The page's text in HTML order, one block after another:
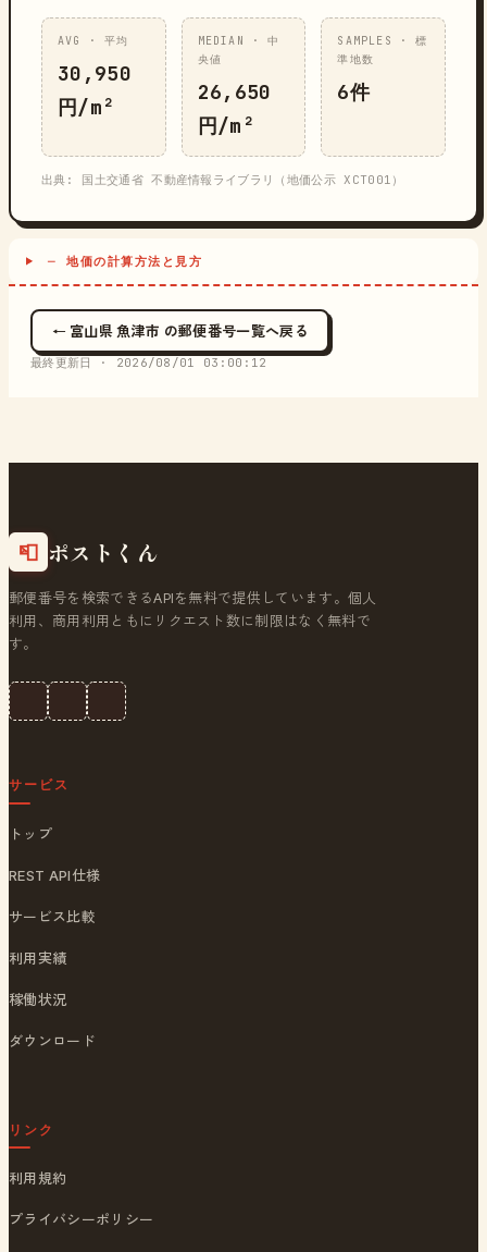
AVG · 平均
30,950
円/m²
MEDIAN · 中
央値
26,650
円/m²
SAMPLES · 標
準地数
6件
出典: 国土交通省 不動産情報ライブラリ（地価公示 XCT001）
─ 地価の計算方法と見方
← 富山県 魚津市 の郵便番号一覧へ戻る
最終更新日 · 2026/08/01 03:00:12
📮 ポストくん
郵便番号を検索できるAPIを無料で提供しています。個人
利用、商用利用ともにリクエスト数に制限はなく無料で
す。
サービス
トップ
REST API仕様
サービス比較
利用実績
稼働状況
ダウンロード
リンク
利用規約
プライバシーポリシー